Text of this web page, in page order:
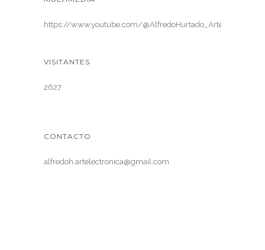
https://www.youtube.com/@AlfredoHurtado_ArteElectronica
VISITANTES
2627
CONTACTO
alfredoh.artelectronica@gmail.com